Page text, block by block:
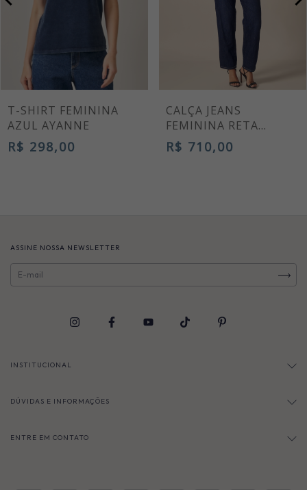
T-SHIRT FEMININA
AZUL AYANNE
R$ 298,00
CALÇA JEANS
FEMININA RETA
TORRES AZUL MÉDIO
R$ 710,00
ASSINE NOSSA NEWSLETTER
INSTITUCIONAL
DÚVIDAS E INFORMAÇÕES
ENTRE EM CONTATO